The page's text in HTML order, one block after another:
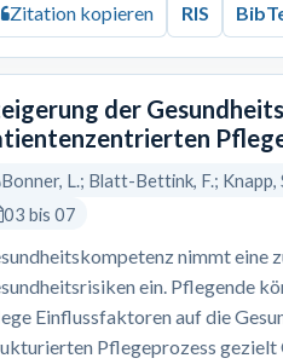
Zitation kopieren RIS
der
Bonner, L.; Blatt-Bettink, F.; Knapp,
03 bis 07
nimmt eine
ein. Pflegende
Einflussfaktoren auf die
Pflegeprozess gezielt